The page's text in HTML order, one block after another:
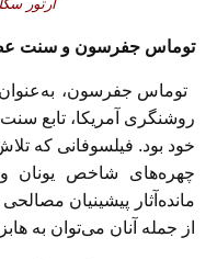
آرتور
توماس جفرسون و سنت
توماس جفرسون،
روشنگری آمریکا، تابع
خود بود. فیلسوفانی که
چهره‌های شاخص یونان و
مانده‌آثار پیشینیان
از جمله آنان می‌توان به